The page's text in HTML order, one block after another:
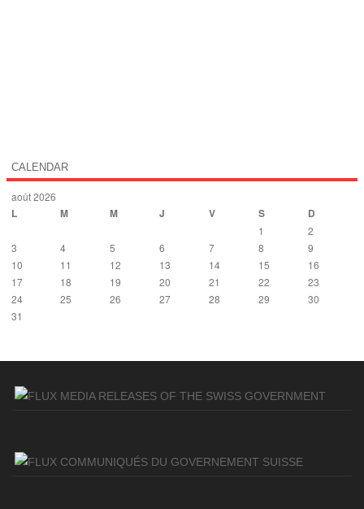
CALENDAR
août 2026
L M M J V S D
1
2
3
4 5 6 7 8
9
10
11 12 13 14 15
16
17
18 19 20 21 22
23
24
25 26 27 28 29
30
31
MEDIA RELEASES OF THE SWISS GOVERNMENT
COMMUNIQUÉS DU GOVERNEMENT SUISSE